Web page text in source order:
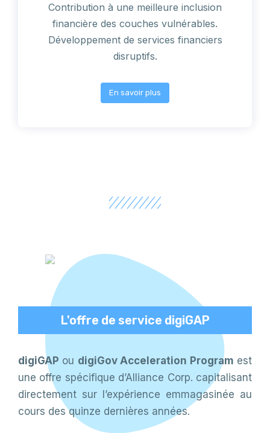
Contribution à une meilleure inclusion
financière des couches vulnérables.
Développement de services financiers
disruptifs.
En savoir plus
L'offre de service digiGAP
digiGAP ou digiGov Acceleration Program est
une offre spécifique d’Alliance Corp. capitalisant
directement sur l’expérience emmagasinée au
cours des quinze dernières années.